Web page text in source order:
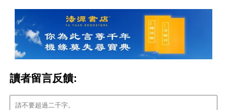
讀者留言反饋: